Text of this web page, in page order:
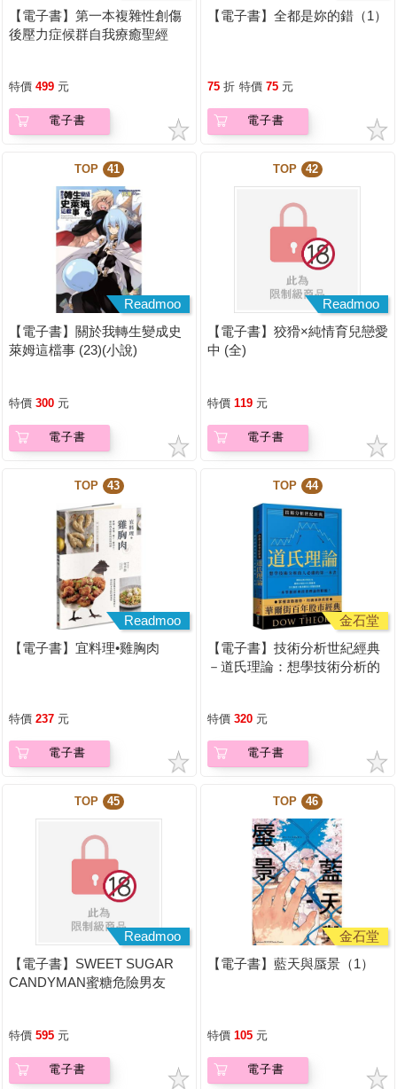
【電子書】第一本複雜性創傷
後壓力症候群自我療癒聖經
特價 499 元
電子書
【電子書】全都是妳的錯（1）
75 折 特價 75 元
電子書
TOP 41
Readmoo
【電子書】關於我轉生變成史
萊姆這檔事 (23)(小說)
特價 300 元
電子書
TOP 42
Readmoo
【電子書】狡猾×純情育兒戀愛
中 (全)
特價 119 元
電子書
TOP 43
Readmoo
【電子書】宜料理•雞胸肉
特價 237 元
電子書
TOP 44
金石堂
【電子書】技術分析世紀經典
－道氏理論：想學技術分析的
特價 320 元
電子書
TOP 45
Readmoo
【電子書】SWEET SUGAR
CANDYMAN蜜糖危險男友
特價 595 元
電子書
TOP 46
金石堂
【電子書】藍天與蜃景（1）
特價 105 元
電子書